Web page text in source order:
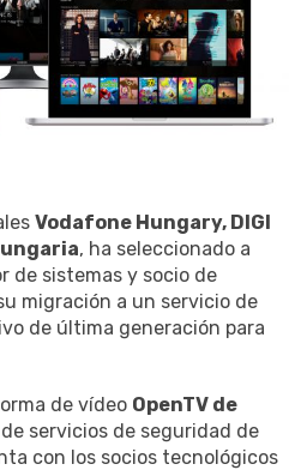
Vodafone Hungary, DIGI
, ha seleccionado a
de sistemas y socio de
migración a un servicio de
de última generación para
de vídeo OpenTV de
servicios de seguridad de
con los socios tecnológicos